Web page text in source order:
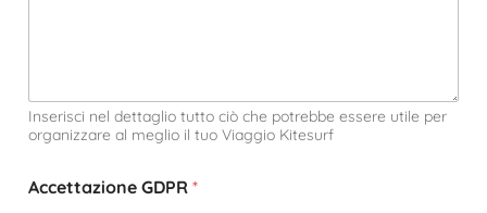
Inserisci nel dettaglio tutto ciò che potrebbe essere utile per
organizzare al meglio il tuo Viaggio Kitesurf
Accettazione GDPR *